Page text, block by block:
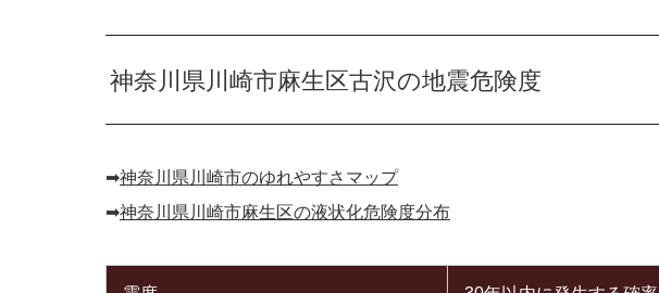
神奈川県川崎市麻生区古沢の地震危険度
➡︎神奈川県川崎市のゆれやすさマップ
➡︎神奈川県川崎市麻生区の液状化危険度分布